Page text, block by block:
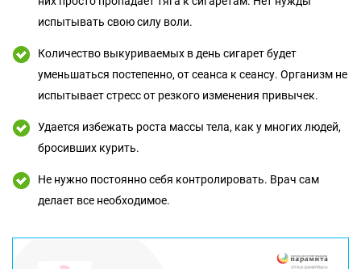
испытывать свою силу воли.
Количество выкуриваемых в день сигарет будет
уменьшаться постепенно, от сеанса к сеансу. Организм не
испытывает стресс от резкого изменения привычек.
Удается избежать роста массы тела, как у многих людей,
бросивших курить.
Не нужно постоянно себя контролировать. Врач сам
делает все необходимое.